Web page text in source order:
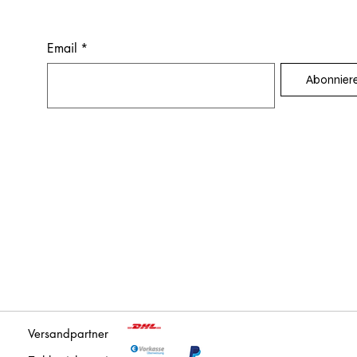
Email *
Versandpartner